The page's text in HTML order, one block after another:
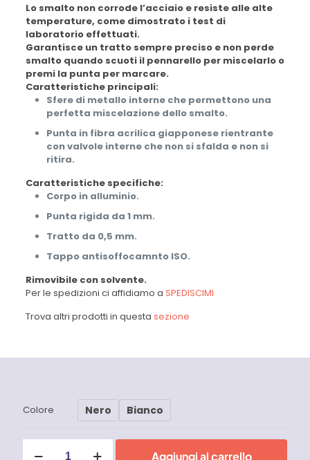
Lo smalto non corrode l’acciaio e resiste alle alte
temperature, come dimostrato i test di
laboratorio effettuati.
Garantisce un tratto sempre preciso e non perde
smalto quando scuoti il pennarello per miscelarlo o
premi la punta per marcare.
Caratteristiche principali:
Sfere di metallo interne che permettono una
perfetta miscelazione dello smalto.
Punta in fibra acrilica giapponese rientrante
con valvole interne che non si sfalda e non si
ritira.
Caratteristiche specifiche:
Corpo in alluminio.
Punta rigida da 1 mm.
Tratto da 0,5 mm.
Tappo antisoffocamnto ISO.
Rimovibile con solvente.
Per le spedizioni ci affidiamo a SPEDISCIMI
Trova altri prodotti in questa sezione
Colore Nero Bianco
Aggiungi al carrello